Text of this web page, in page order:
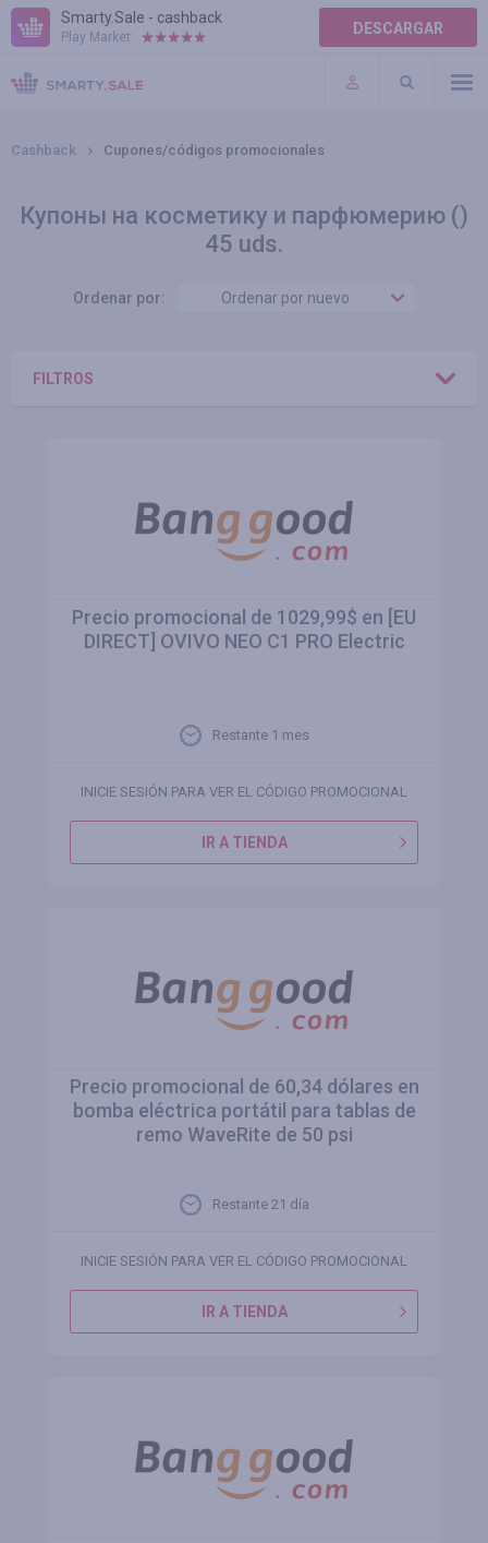
Smarty.Sale - cashback
Play Market: DESCARGAR
TÉRMINOS DE USO
COMPLEMENTOS
Cashback Cupones/códigos promocionales
Купоны на косметику и парфюмерию ()
45 uds.
Ordenar por: Ordenar por nuevo
FILTROS
Precio promocional de 1029,99$ en [EU
DIRECT] OVIVO NEO C1 PRO Electric
Restante 1 mes
INICIE SESIÓN PARA VER EL CÓDIGO PROMOCIONAL
IR A TIENDA
Precio promocional de 60,34 dólares en
bomba eléctrica portátil para tablas de
remo WaveRite de 50 psi
Restante 21 día
INICIE SESIÓN PARA VER EL CÓDIGO PROMOCIONAL
IR A TIENDA